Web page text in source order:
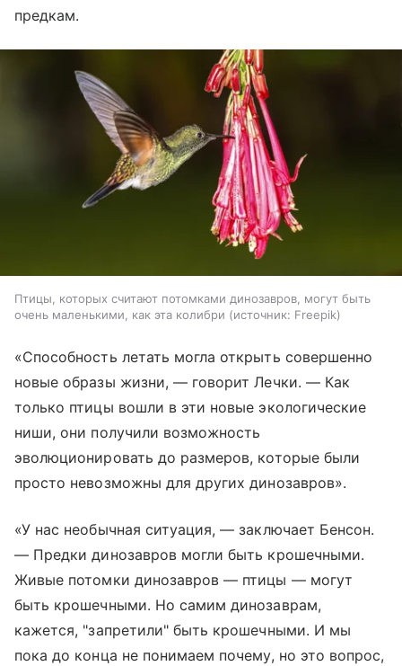
предкам.
Птицы, которых считают потомками динозавров, могут быть
очень маленькими, как эта колибри
источник: Freepik
«Способность летать могла открыть совершенно
новые образы жизни, — говорит Лечки. — Как
только птицы вошли в эти новые экологические
ниши, они получили возможность
эволюционировать до размеров, которые были
просто невозможны для других динозавров».
«У нас необычная ситуация, — заключает Бенсон.
— Предки динозавров могли быть крошечными.
Живые потомки динозавров — птицы — могут
быть крошечными. Но самим динозаврам,
кажется, "запретили" быть крошечными. И мы
пока до конца не понимаем почему, но это вопрос,